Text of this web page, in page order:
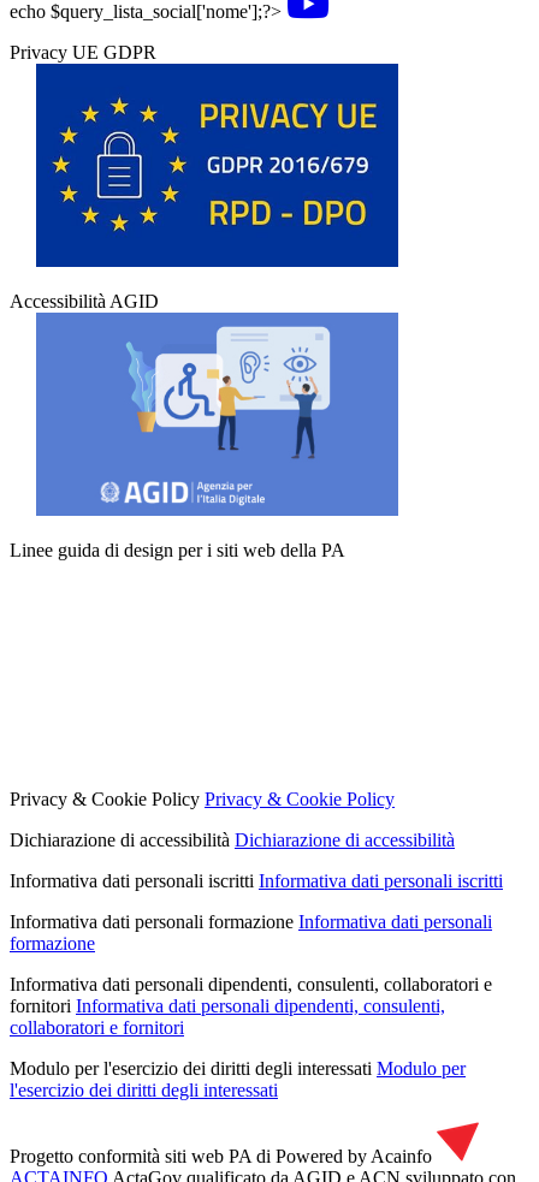
echo $query_lista_social['nome'];?>
Privacy UE GDPR
Accessibilità AGID
Linee guida di design per i siti web della PA
Privacy & Cookie Policy Privacy & Cookie Policy
Dichiarazione di accessibilità Dichiarazione di accessibilità
Informativa dati personali iscritti Informativa dati personali iscritti
Informativa dati personali formazione Informativa dati personali
formazione
Informativa dati personali dipendenti, consulenti, collaboratori e
fornitori Informativa dati personali dipendenti, consulenti,
collaboratori e fornitori
Modulo per l'esercizio dei diritti degli interessati Modulo per
l'esercizio dei diritti degli interessati
Progetto conformità siti web PA di Powered by Acainfo
ACTAINFO ActaGov qualificato da AGID e ACN sviluppato con